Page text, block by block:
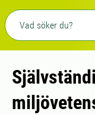
Fritext sökning